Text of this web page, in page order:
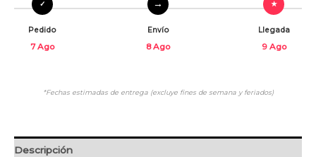
Pedido
7 Ago
Envío
8 Ago
Llegada
9 Ago
*Fechas estimadas de entrega (excluye fines de semana y feriados)
Descripción